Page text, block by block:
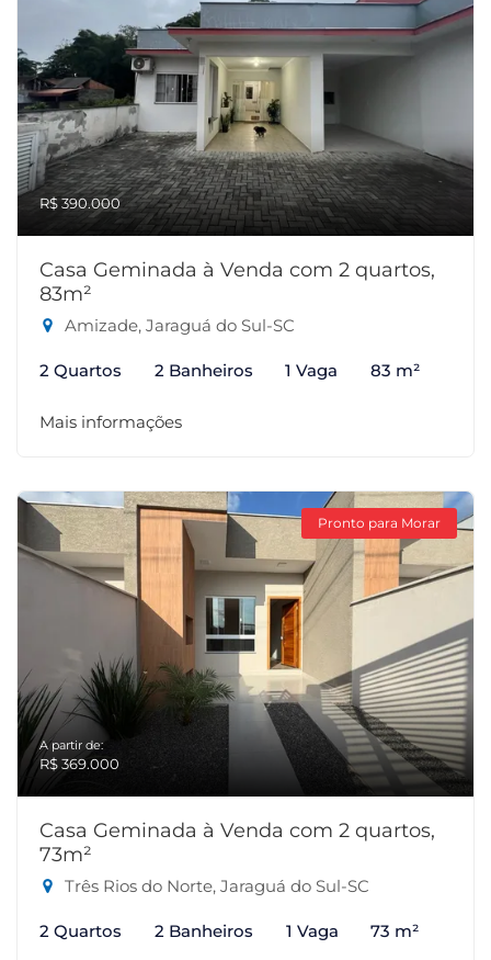
R$ 390.000
Casa Geminada à Venda com 2 quartos,
83m²
Amizade, Jaraguá do Sul-SC
2 Quartos 2 Banheiros 1 Vaga 83 m²
Mais informações
Pronto para Morar
A partir de:
R$ 369.000
Casa Geminada à Venda com 2 quartos,
73m²
Três Rios do Norte, Jaraguá do Sul-SC
2 Quartos 2 Banheiros 1 Vaga 73 m²